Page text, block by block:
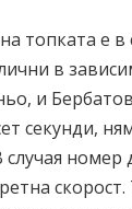
топката е
в
и
секунди,
номер